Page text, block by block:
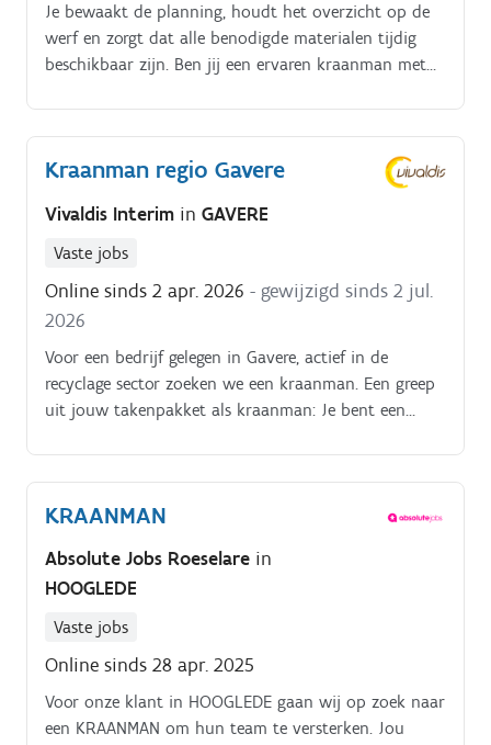
Je bewaakt de planning, houdt het overzicht op de
werf en zorgt dat alle benodigde materialen tijdig
beschikbaar zijn. Ben jij een ervaren kraanman met
Kraanman regio Gavere
Vivaldis Interim in GAVERE
Vaste jobs
Online sinds 2 apr. 2026 - gewijzigd sinds 2 jul.
2026
Voor een bedrijf gelegen in Gavere, actief in de
recyclage sector zoeken we een kraanman. Een greep
uit jouw takenpakket als kraanman: Je bent een
werkt.
KRAANMAN
Absolute Jobs Roeselare in
HOOGLEDE
Vaste jobs
Online sinds 28 apr. 2025
Voor onze klant in HOOGLEDE gaan wij op zoek naar
een KRAANMAN om hun team te versterken. Jou